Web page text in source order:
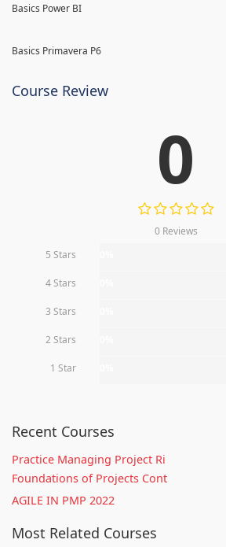
Basics Power BI
Basics Primavera P6
Course Review
0
0 Reviews
5 Stars
4 Stars
3 Stars
2 Stars
1 Star
Recent Courses
Practice Managing Project Ri
Foundations of Projects Cont
AGILE IN PMP 2022
Most Related Courses